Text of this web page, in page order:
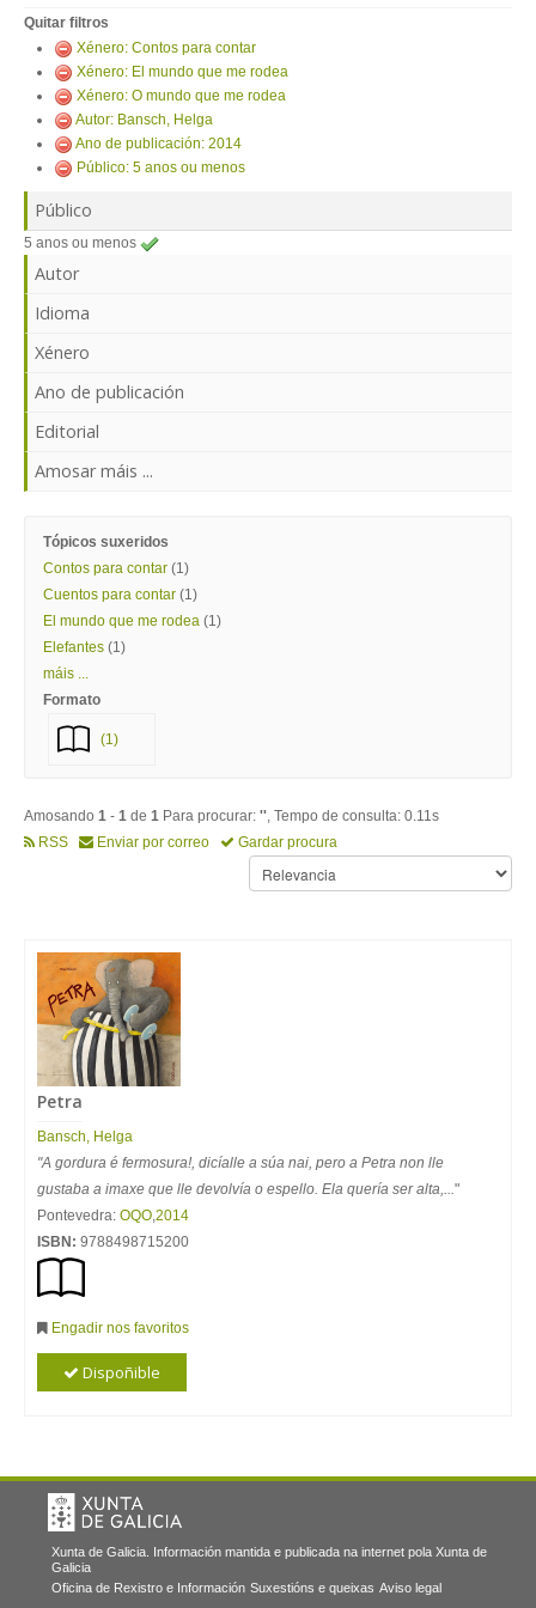
Quitar filtros
Xénero: Contos para contar
Xénero: El mundo que me rodea
Xénero: O mundo que me rodea
Autor: Bansch, Helga
Ano de publicación: 2014
Público: 5 anos ou menos
Público
5 anos ou menos
Autor
Idioma
Xénero
Ano de publicación
Editorial
Amosar máis ...
Tópicos suxeridos
Contos para contar (1)
Cuentos para contar (1)
El mundo que me rodea (1)
Elefantes (1)
máis ...
Formato
(1)
Amosando 1 - 1 de 1 Para procurar: '', Tempo de consulta: 0.11s
RSS
Enviar por correo Gardar procura
Petra
Bansch, Helga
"A gordura é fermosura!, dicíalle a súa nai, pero a Petra non lle
gustaba a imaxe que lle devolvía o espello. Ela quería ser alta,..."
Pontevedra: OQO,2014
ISBN: 9788498715200
Engadir nos favoritos
Dispoñible
Xunta de Galicia. Información mantida e publicada na internet pola Xunta de
Galicia
Oficina de Rexistro e Información Suxestións e queixas Aviso legal